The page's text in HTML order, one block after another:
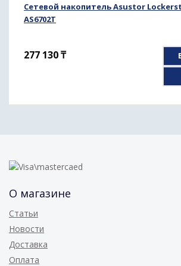
Сетевой накопитель Asustor
AS6702T
277 130₸
О магазине
Статьи
Новости
Доставка
Оплата